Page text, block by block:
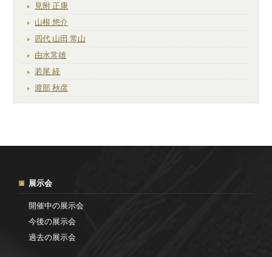
見附 正康
山根 悠介
四代 山田 常山
由水常雄
若尾 経
渡部 秋彦
展示会
開催中の展示会
今後の展示会
過去の展示会